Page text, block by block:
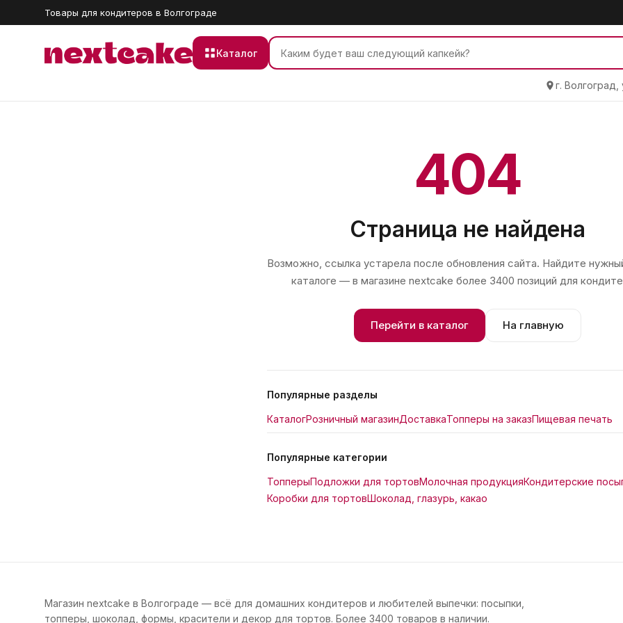
Товары для кондитеров в Волгограде
Каталог
г.
404
Страница не найдена
Возможно, ссылка устарела после обновления сайта. Найдите
каталоге — в магазине nextcake более 3400 позиций для
Перейти в каталог На главную
Популярные разделы
КаталогРозничный магазинДоставкаТопперы на заказПищевая печать
Популярные категории
ТопперыПодложки для тортовМолочная продукцияКондитерские
Коробки для тортовШоколад, глазурь, какао
Магазин nextcake в Волгограде — всё для домашних кондитеров и любителей выпечки: посыпки,
топперы, шоколад, формы, красители и декор для тортов. Более 3400 товаров в наличии.